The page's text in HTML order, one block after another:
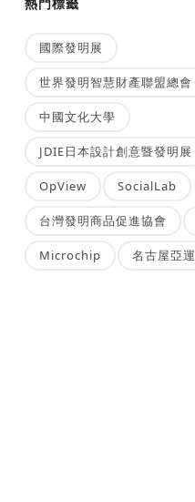
國際發明展
世界發明智慧財產聯盟總會
中國文化大學
JDIE日本設計創意暨發明展
OpView SocialLab
台灣發明商品促進協會
Microchip 名古屋亞運